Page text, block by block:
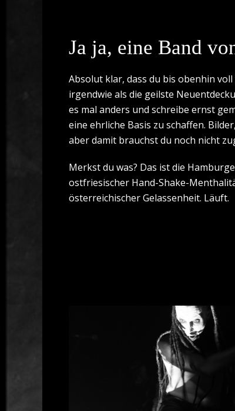
Ja ja, eine Band
Absolut klar, dass du bis obenhin
irgendwie als die geilste
es mal anders und schreibe ernst
eine ehrliche Basis zu schaffen.
aber damit brauchst du noch nicht
Merkst du was? Das ist die
ostfriesischer Hand-Shake-
österreichischer Gelassenheit. Läuft.